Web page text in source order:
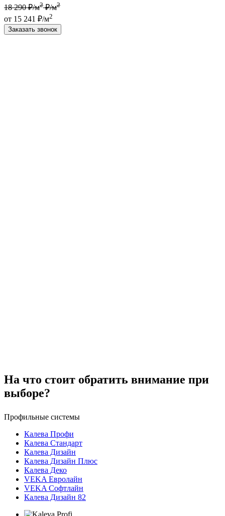
18 290 ₽/м2₽/м2
от 15 241 ₽/м2
Заказать звонок
На что стоит обратить внимание при
выборе?
Профильные системы
Калева Профи
Калева Стандарт
Калева Дизайн
Калева Дизайн Плюс
Калева Деко
VEKA Евролайн
VEKA Софтлайн
Калева Дизайн 82